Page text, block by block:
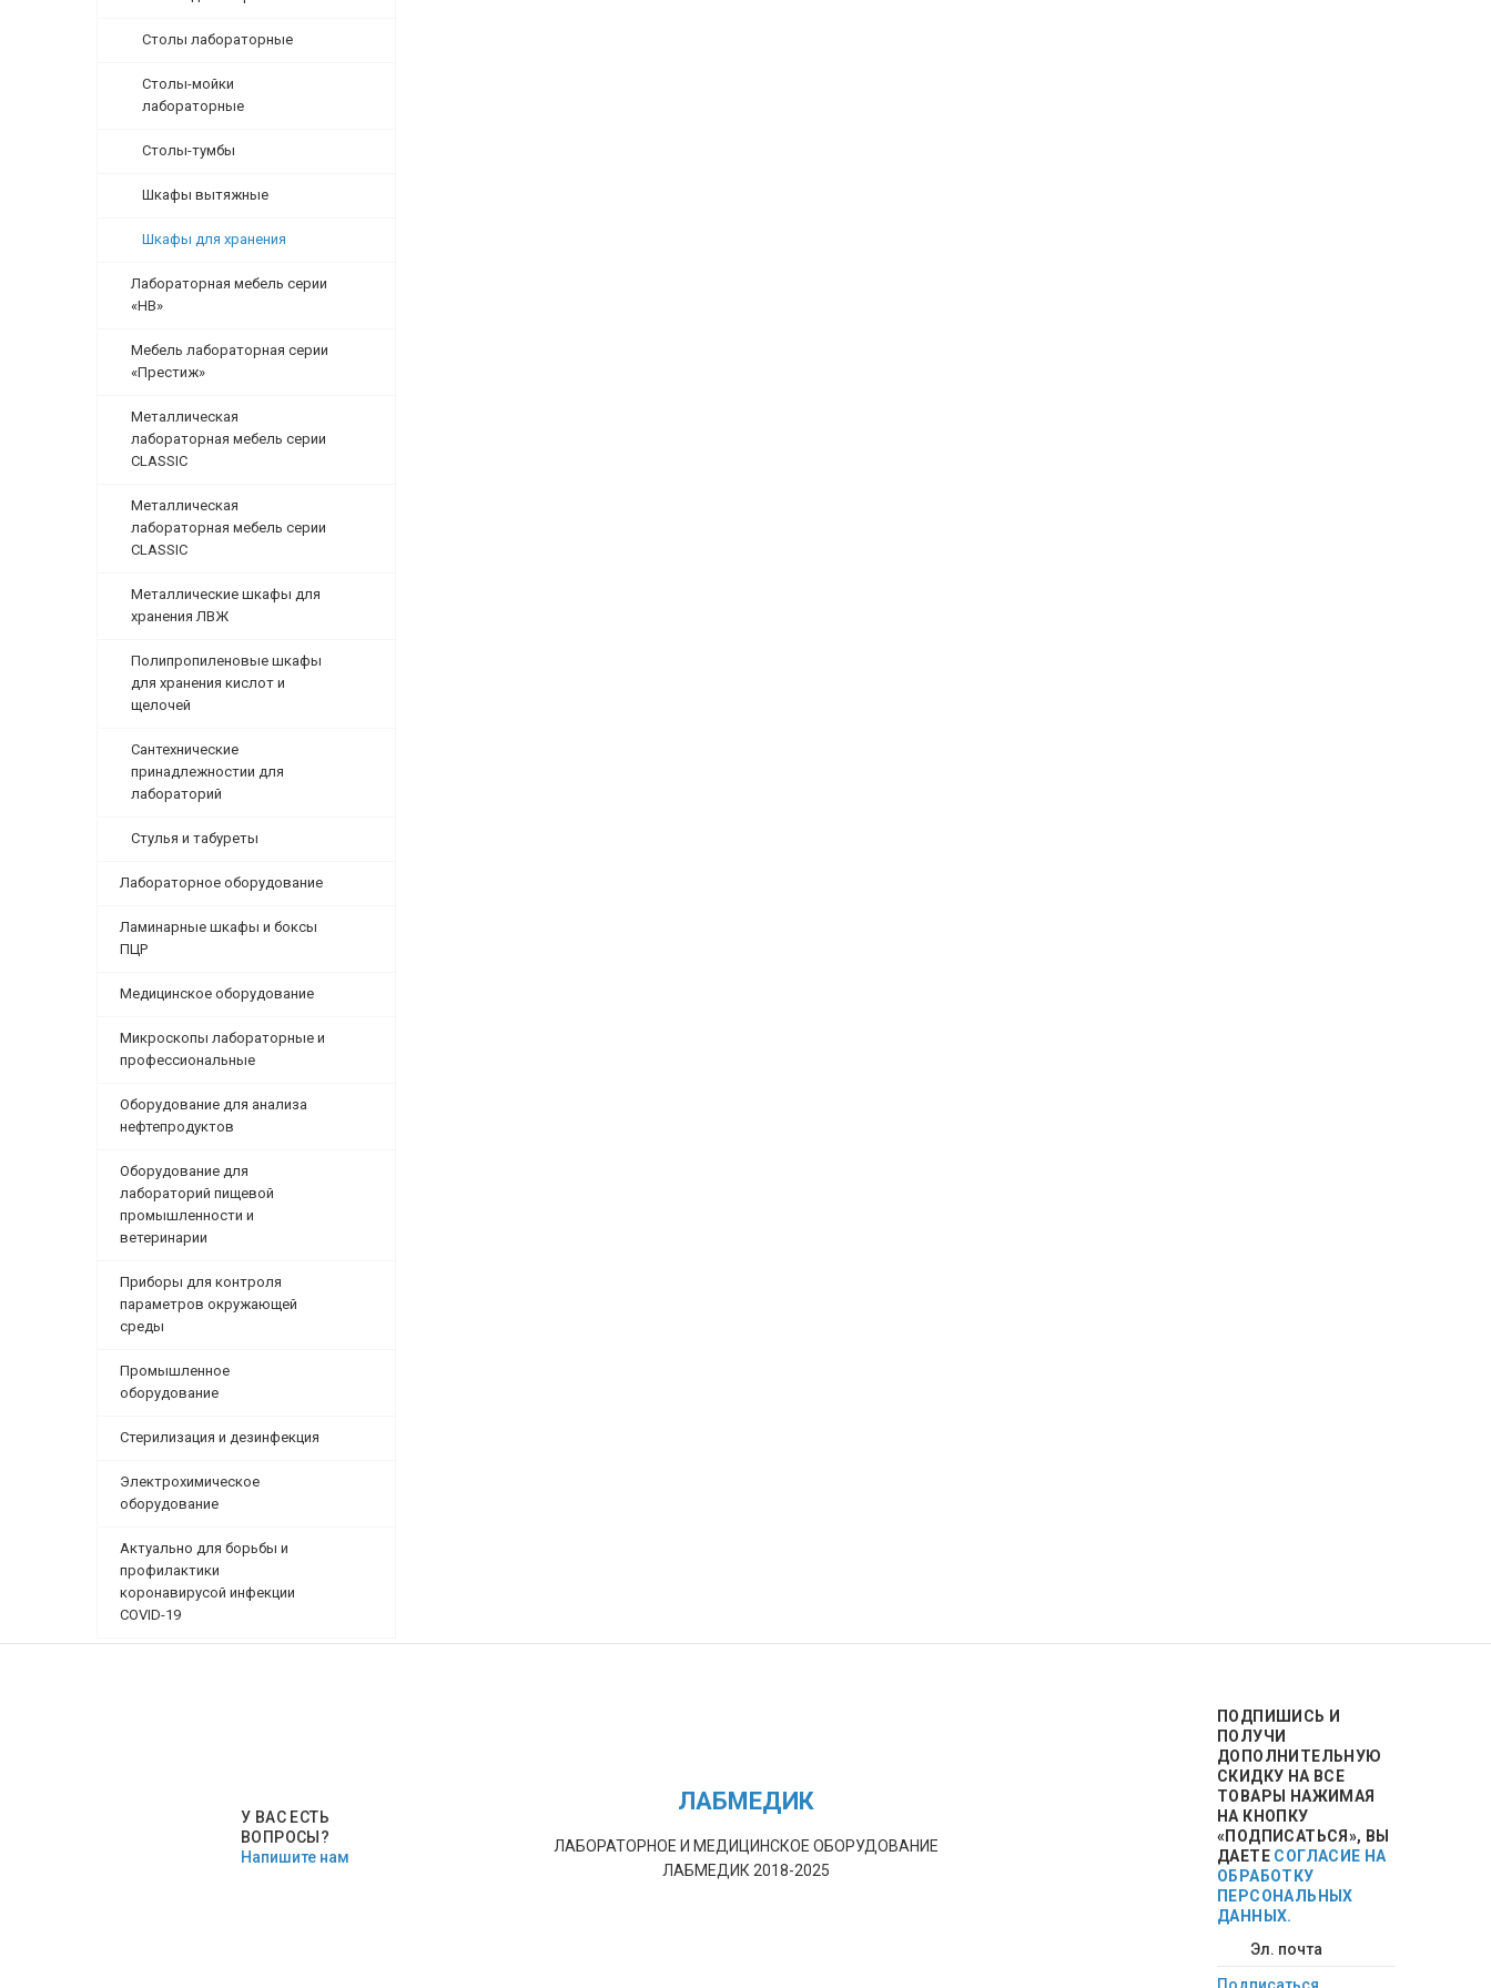
Столы лабораторные
Столы-мойки
лабораторные
Столы-тумбы
Шкафы вытяжные
Шкафы для хранения
Лабораторная мебель серии
«НВ»
Мебель лабораторная серии
«Престиж»
Металлическая
лабораторная мебель серии
CLASSIC
Металлическая
лабораторная мебель серии
CLASSIC
Металлические шкафы для
хранения ЛВЖ
Полипропиленовые шкафы
для хранения кислот и
щелочей
Сантехнические
принадлежностии для
лабораторий
Стулья и табуреты
Лабораторное оборудование
Ламинарные шкафы и боксы
ПЦР
Медицинское оборудование
Микроскопы лабораторные и
профессиональные
Оборудование для анализа
нефтепродуктов
Оборудование для
лабораторий пищевой
промышленности и
ветеринарии
Приборы для контроля
параметров окружающей
среды
Промышленное
оборудование
Стерилизация и дезинфекция
Электрохимическое
оборудование
Актуально для борьбы и
профилактики
коронавирусой инфекции
COVID-19
ЛАБМЕДИК
ЛАБОРАТОРНОЕ И МЕДИЦИНСКОЕ ОБОРУДОВАНИЕ
ЛАБМЕДИК 2018-2025
У ВАС ЕСТЬ
ВОПРОСЫ?
Напишите нам
ПОДПИШИСЬ И
ПОЛУЧИ
ДОПОЛНИТЕЛЬНУЮ
СКИДКУ НА ВСЕ
ТОВАРЫ НАЖИМАЯ
НА КНОПКУ
«ПОДПИСАТЬСЯ», ВЫ
ДАЕТЕ СОГЛАСИЕ НА
ОБРАБОТКУ
ПЕРСОНАЛЬНЫХ
ДАННЫХ.
Подписаться